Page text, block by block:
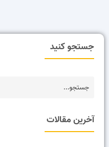
جستجو کنید
آخرین مقالات